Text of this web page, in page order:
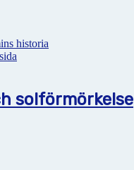
historia
solförmörkelse